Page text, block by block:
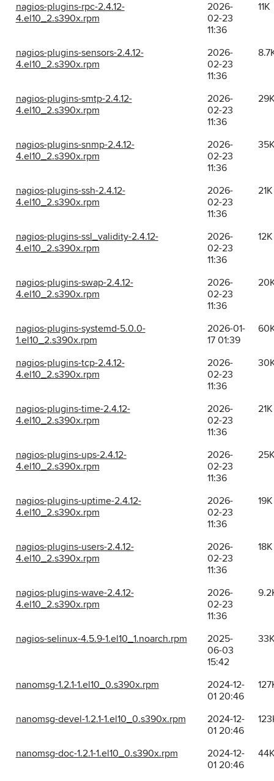
nagios-plugins-rpc-2.4.12-
4.el10_2.s390x.rpm
2026-
02-23
11:36
11K
nagios-plugins-sensors-2.4.12-
4.el10_2.s390x.rpm
2026-
02-23
11:36
nagios-plugins-smtp-2.4.12-
4.el10_2.s390x.rpm
2026-
02-23
11:36
nagios-plugins-snmp-2.4.12-
4.el10_2.s390x.rpm
2026-
02-23
11:36
nagios-plugins-ssh-2.4.12-
4.el10_2.s390x.rpm
2026-
02-23
11:36
21K
nagios-plugins-ssl_validity-2.4.12-
4.el10_2.s390x.rpm
2026-
02-23
11:36
12K
nagios-plugins-swap-2.4.12-
4.el10_2.s390x.rpm
2026-
02-23
11:36
nagios-plugins-systemd-5.0.0-
1.el10_2.s390x.rpm
2026-01-
17 01:39
nagios-plugins-tcp-2.4.12-
4.el10_2.s390x.rpm
2026-
02-23
11:36
nagios-plugins-time-2.4.12-
4.el10_2.s390x.rpm
2026-
02-23
11:36
21K
nagios-plugins-ups-2.4.12-
4.el10_2.s390x.rpm
2026-
02-23
11:36
nagios-plugins-uptime-2.4.12-
4.el10_2.s390x.rpm
2026-
02-23
11:36
19K
nagios-plugins-users-2.4.12-
4.el10_2.s390x.rpm
2026-
02-23
11:36
18K
nagios-plugins-wave-2.4.12-
4.el10_2.s390x.rpm
2026-
02-23
11:36
nagios-selinux-4.5.9-1.el10_1.noarch.rpm
2025-
06-03
15:42
nanomsg-1.2.1-1.el10_0.s390x.rpm
2024-12-
01 20:46
nanomsg-devel-1.2.1-1.el10_0.s390x.rpm
2024-12-
01 20:46
nanomsg-doc-1.2.1-1.el10_0.s390x.rpm
2024-12-
01 20:46